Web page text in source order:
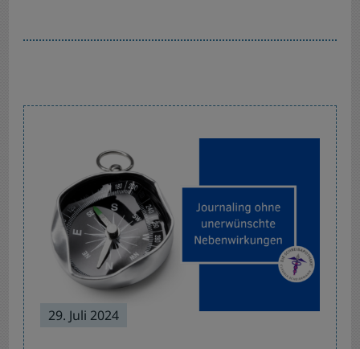
Post
Navigation
29. Juli 2024